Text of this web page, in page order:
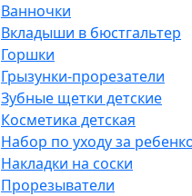
Ванночки
Вкладыши в бюстгальтер
Горшки
Грызунки-прорезатели
Зубные щетки детские
Косметика детская
Набор по уходу за
Накладки на соски
Прорезыватели